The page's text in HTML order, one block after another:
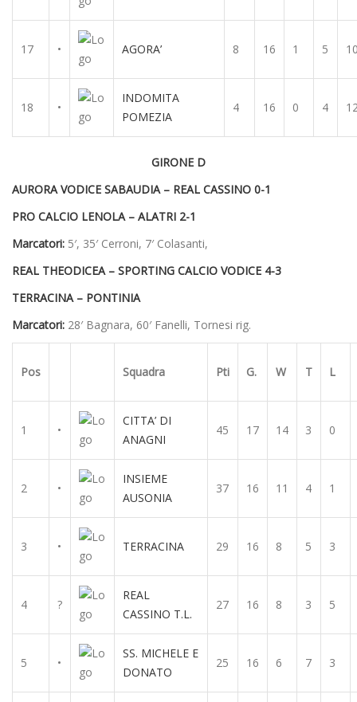
17 • AGORA’ 8 16 1 5
18 •
INDOMITA
POMEZIA
4 16 0 4
GIRONE D
AURORA VODICE SABAUDIA – REAL CASSINO 0-1
PRO CALCIO LENOLA – ALATRI 2-1
Marcatori: 5′, 35′ Cerroni, 7′ Colasanti,
REAL THEODICEA – SPORTING CALCIO VODICE 4-3
TERRACINA – PONTINIA
Marcatori: 28′ Bagnara, 60′ Fanelli, Tornesi rig.
Pos Squadra Pti G. W T L
1 •
CITTA’ DI
ANAGNI
45 17 14 3 0
2 •
INSIEME
AUSONIA
37 16 11 4 1
3 • TERRACINA 29 16 8 5 3
4 ?
REAL
CASSINO T.L.
27 16 8 3 5
5 •
SS. MICHELE E
DONATO
25 16 6 7 3